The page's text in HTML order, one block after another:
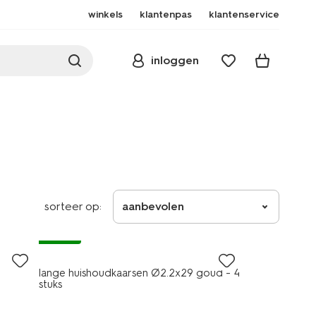
winkels klantenpas klantenservice
inloggen
sorteer op: aanbevolen
lange huishoudkaarsen Ø2.2x29 goud - 4
stuks